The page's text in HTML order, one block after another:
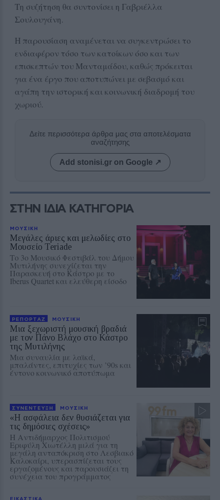
Τη συζήτηση θα συντονίσει η Γαβριέλλα
Σουλουγάνη.
Η παρουσίαση αναμένεται να συγκεντρώσει το
ενδιαφέρον τόσο των κατοίκων όσο και των
επισκεπτών του Μανταμάδου, καθώς πρόκειται
για ένα έργο που αποτυπώνει με σεβασμό και
αγάπη την ιστορική και κοινωνική διαδρομή του
χωριού.
Δείτε περισσότερα άρθρα μας στα αποτελέσματα
αναζήτησης
Add stonisi.gr on Google ↗
ΣΤΗΝ ΙΔΙΑ ΚΑΤΗΓΟΡΙΑ
ΜΟΥΣΙΚΗ
Μεγάλες άριες και μελωδίες στο
Μουσείο Teriade
Το 3ο Μουσικό Φεστιβάλ του Δήμου
Μυτιλήνης συνεχίζεται την
Παρασκευή στο Κάστρο με το
Iberus Quartet και ελεύθερη είσοδο
ΡΕΠΟΡΤΑΖ ΜΟΥΣΙΚΗ
Μια ξεχωριστή μουσική βραδιά
με τον Πάνο Βλάχο στο Κάστρο
της Μυτιλήνης
Μια συναυλία με λαϊκά,
μπαλάντες, επιτυχίες των ’90s και
έντονο κοινωνικό αποτύπωμα
ΣΥΝΕΝΤΕΥΞΗ ΜΟΥΣΙΚΗ
«Η ασφάλεια δεν θυσιάζεται για
τις δημόσιες σχέσεις»
Η Αντιδήμαρχος Πολιτισμού
Εριφύλη Χιωτέλλη μιλά για τη
μεγάλη ανταπόκριση στο Λεσβιακό
Καλοκαίρι, υπερασπίζεται τους
εργαζομένους και παρουσιάζει τη
συνέχεια του προγράμματος
ΕΙΚΑΣΤΙΚΑ